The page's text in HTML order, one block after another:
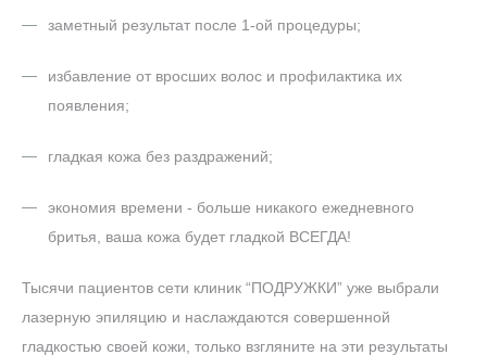
заметный результат после 1-ой процедуры;
избавление от вросших волос и профилактика их
появления;
гладкая кожа без раздражений;
экономия времени - больше никакого ежедневного
бритья, ваша кожа будет гладкой ВСЕГДА!
Тысячи пациентов сети клиник “ПОДРУЖКИ” уже выбрали
лазерную эпиляцию и наслаждаются совершенной
гладкостью своей кожи, только взгляните на эти результаты